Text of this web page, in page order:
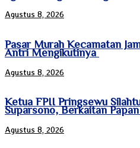
Agustus 8, 2026
Pasar Murah Kecamatan
Antri Mengikutinya
Agustus 8, 2026
Ketua FPII Pringsewu
Suparsono, Berkaitan
Agustus 8, 2026